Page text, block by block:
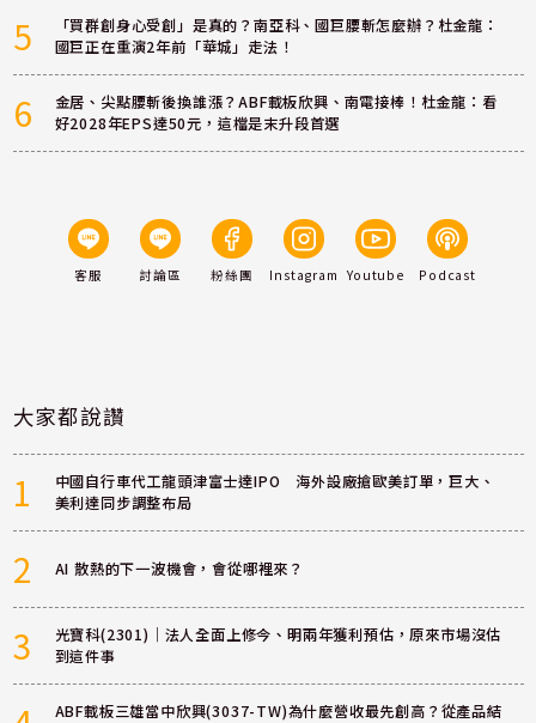
5
「買群創身心受創」是真的？南亞科、國巨腰斬怎麼辦？杜金龍：
國巨正在重演2年前「華城」走法！
6
金居、尖點腰斬後換誰漲？ABF載板欣興、南電接棒！杜金龍：看
好2028年EPS達50元，這檔是末升段首選
客服 討論區 粉絲團 Instagram Youtube Podcast
大家都說讚
1
中國自行車代工龍頭津富士達IPO 海外設廠搶歐美訂單，巨大、
美利達同步調整布局
2 AI 散熱的下一波機會，會從哪裡來？
3
光寶科(2301)｜法人全面上修今、明兩年獲利預估，原來市場沒估
到這件事
ABF載板三雄當中欣興(3037-TW)為什麼營收最先創高？從產品結